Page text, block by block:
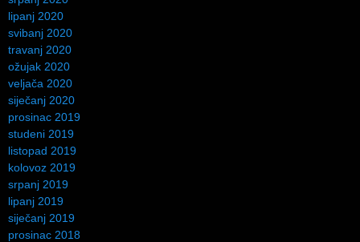
lipanj 2020
svibanj 2020
travanj 2020
ožujak 2020
veljača 2020
siječanj 2020
prosinac 2019
studeni 2019
listopad 2019
kolovoz 2019
srpanj 2019
lipanj 2019
siječanj 2019
prosinac 2018